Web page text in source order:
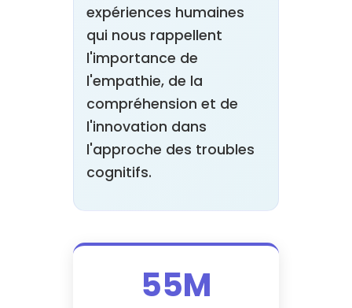
expériences humaines
qui nous rappellent
l'importance de
l'empathie, de la
compréhension et de
l'innovation dans
l'approche des troubles
cognitifs.
55M